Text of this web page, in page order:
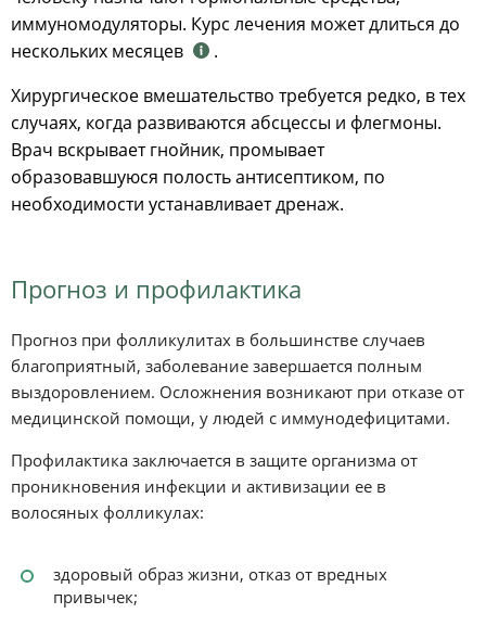
иммуномодуляторы. Курс лечения может длиться до
нескольких месяцев
.
Хирургическое вмешательство требуется редко, в тех
случаях, когда развиваются абсцессы и флегмоны.
Врач вскрывает гнойник, промывает
образовавшуюся полость антисептиком, по
необходимости устанавливает дренаж.
Прогноз и профилактика
Прогноз при фолликулитах в большинстве случаев
благоприятный, заболевание завершается полным
выздоровлением. Осложнения возникают при отказе от
медицинской помощи, у людей с иммунодефицитами.
Профилактика заключается в защите организма от
проникновения инфекции и активизации ее в
волосяных фолликулах:
здоровый образ жизни, отказ от вредных
привычек;